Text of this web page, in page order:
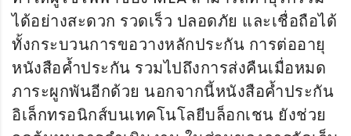
ได้อย่างสะดวก รวดเร็ว ปลอดภัย และเชื่อถือได้
ทั้งกระบวนการขอวางหลักประกัน การต่ออายุ
หนังสือค้ำประกัน รวมไปถึงการส่งคืนเมื่อหมด
ภาระผูกพันอีกด้วย นอกจากนี้หนังสือค้ำประกัน
อิเล็กทรอนิกส์บนเทคโนโลยีบล็อกเชน ยังช่วย